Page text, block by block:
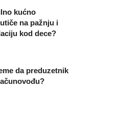
kućno
na pažnju i
kod dece?
da preduzetnik